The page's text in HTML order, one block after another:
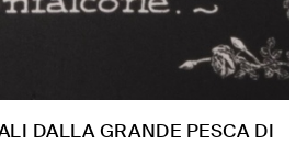
DALLA GRANDE PESCA DI